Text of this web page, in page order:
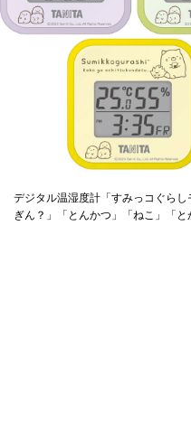
デジタル温湿度計「すみっコぐら
ぎん？」「とんかつ」「ねこ」「と